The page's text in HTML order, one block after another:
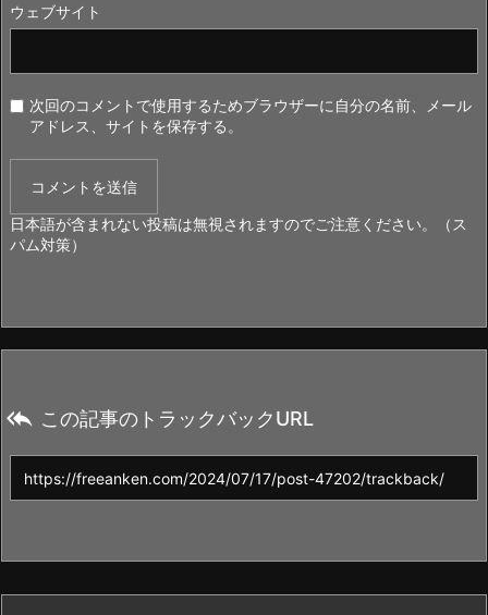
ウェブサイト
次回のコメントで使用するためブラウザーに自分の名前、メール
アドレス、サイトを保存する。
日本語が含まれない投稿は無視されますのでご注意ください。（ス
パム対策）
 この記事のトラックバックURL